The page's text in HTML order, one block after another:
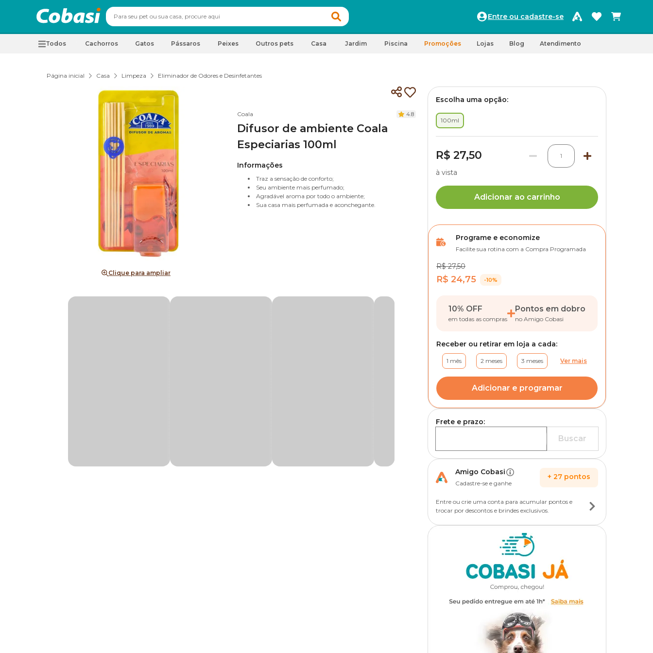
Entre ou cadastre-se
Todos Cachorros Gatos Pássaros Peixes Outros pets Casa Jardim Piscina Promoções Lojas Blog Atendimento
Página inicial Casa Limpeza Eliminador de Odores e Desinfetantes
Clique para ampliar
Coala 4.8
Difusor de ambiente Coala
Especiarias 100ml
Informações
Traz a sensação de conforto;
Seu ambiente mais perfumado;
Agradável aroma por todo o ambiente;
Sua casa mais perfumada e aconchegante.
Escolha uma opção:
100ml
R$ 27,50 1
à vista
Adicionar ao carrinho
Programe e economize
Facilite sua rotina com a Compra Programada
R$ 27,50
R$ 24,75 -10%
10% OFF
em todas as compras
Pontos em dobro
no Amigo Cobasi
Receber ou retirar em loja a cada:
1 mês 2 meses 3 meses Ver mais
Adicionar e programar
Frete e prazo:
Buscar
Amigo Cobasi
Cadastre-se e ganhe
+ 27 pontos
Entre ou crie uma conta para acumular pontos e
trocar por descontos e brindes exclusivos.